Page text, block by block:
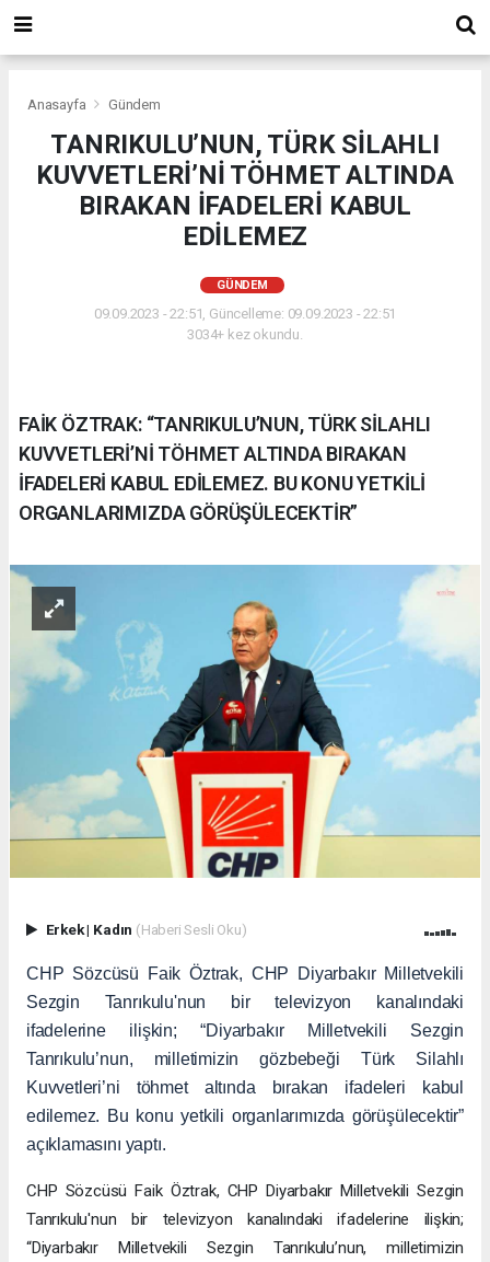
Anasayfa Gündem
TANRIKULU’NUN, TÜRK SİLAHLI
KUVVETLERİ’Nİ TÖHMET ALTINDA
BIRAKAN İFADELERİ KABUL
EDİLEMEZ
GÜNDEM
09.09.2023 - 22:51, Güncelleme: 09.09.2023 - 22:51
3034+ kez okundu.
FAİK ÖZTRAK: “TANRIKULU’NUN, TÜRK SİLAHLI
KUVVETLERİ’Nİ TÖHMET ALTINDA BIRAKAN
İFADELERİ KABUL EDİLEMEZ. BU KONU YETKİLİ
ORGANLARIMIZDA GÖRÜŞÜLECEKTİR”
Erkek| Kadın (Haberi Sesli Oku)
CHP Sözcüsü Faik Öztrak, CHP Diyarbakır Milletvekili
Sezgin Tanrıkulu'nun bir televizyon kanalındaki
ifadelerine ilişkin; “Diyarbakır Milletvekili Sezgin
Tanrıkulu’nun, milletimizin gözbebeği Türk Silahlı
Kuvvetleri’ni töhmet altında bırakan ifadeleri kabul
edilemez. Bu konu yetkili organlarımızda görüşülecektir”
açıklamasını yaptı.
CHP Sözcüsü Faik Öztrak, CHP Diyarbakır Milletvekili Sezgin
Tanrıkulu'nun bir televizyon kanalındaki ifadelerine ilişkin;
“Diyarbakır Milletvekili Sezgin Tanrıkulu’nun, milletimizin